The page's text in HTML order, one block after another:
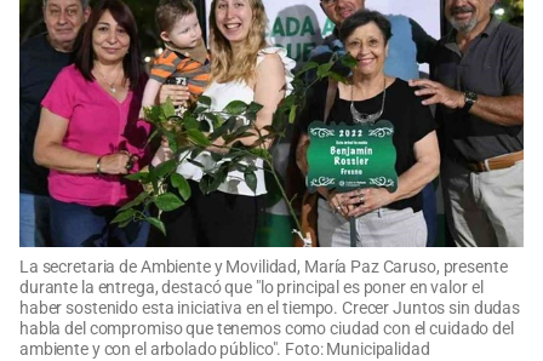
La secretaria de Ambiente y Movilidad, María Paz Caruso, presente
durante la entrega, destacó que "lo principal es poner en valor el
haber sostenido esta iniciativa en el tiempo. Crecer Juntos sin dudas
habla del compromiso que tenemos como ciudad con el cuidado del
ambiente y con el arbolado público". Foto: Municipalidad